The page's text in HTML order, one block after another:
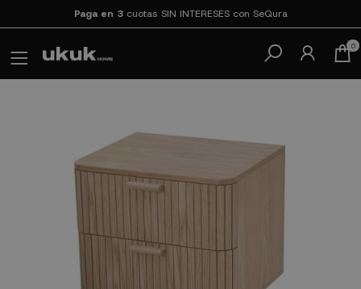
Paga en 3cuotas SIN INTERESES con SeQura
0